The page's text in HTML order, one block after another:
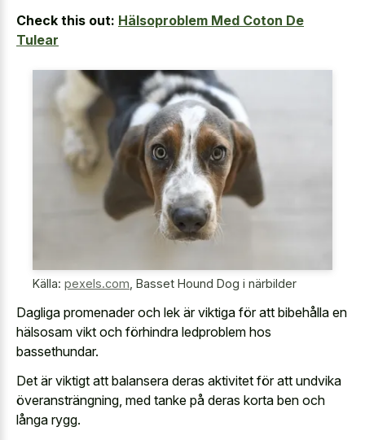
Check this out: Hälsoproblem Med Coton De
Tulear
Källa: pexels.com, Basset Hound Dog i närbilder
Dagliga promenader och lek är viktiga för att bibehålla en
hälsosam vikt och förhindra ledproblem hos
bassethundar.
Det är viktigt att balansera deras aktivitet för att undvika
överansträngning, med tanke på deras korta ben och
långa rygg.